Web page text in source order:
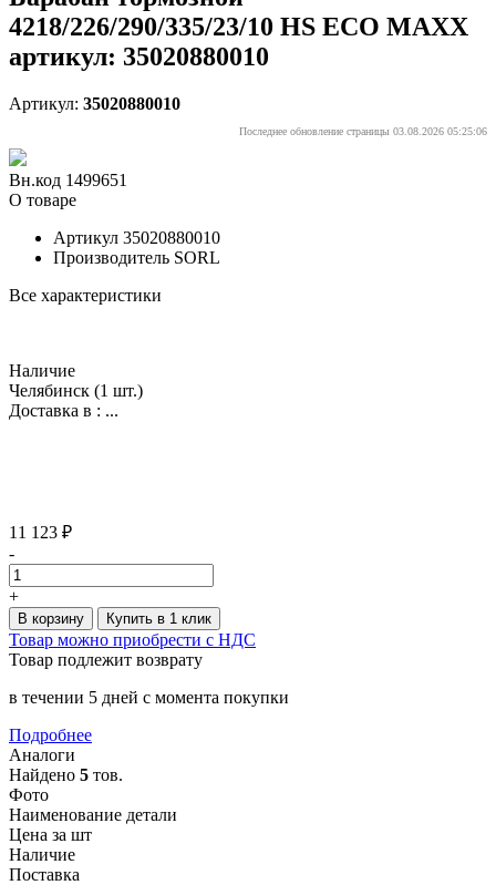
4218/226/290/335/23/10 HS ECO MAXX
артикул: 35020880010
Артикул: 35020880010
Последнее обновление страницы 03.08.2026 05:25:06
Вн.код 1499651
О товаре
Артикул 35020880010
Производитель SORL
Все характеристики
Наличие
Челябинск (1 шт.)
Доставка в : ...
11 123 ₽
-
+
В корзину Купить в 1 клик
Товар можно приобрести с НДС
Товар подлежит возврату
в течении 5 дней с момента покупки
Подробнее
Аналоги
Найдено 5 тов.
Фото
Наименование детали
Цена за шт
Наличие
Поставка